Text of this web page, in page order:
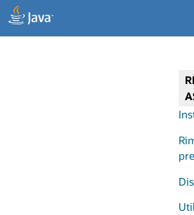
Java per applicazioni